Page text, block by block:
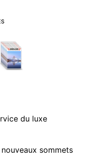
du luxe
sommets